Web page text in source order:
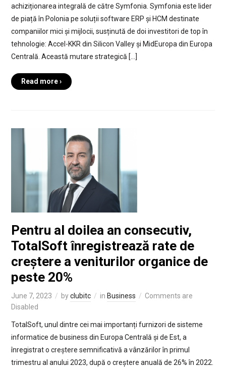
achiziționarea integrală de către Symfonia. Symfonia este lider
de piață în Polonia pe soluții software ERP și HCM destinate
companiilor mici și mijlocii, susținută de doi investitori de top în
tehnologie: Accel-KKR din Silicon Valley și MidEuropa din Europa
Centrală. Această mutare strategică […]
Read more ›
Pentru al doilea an consecutiv,
TotalSoft înregistrează rate de
creștere a veniturilor organice de
peste 20%
June 7, 2023 byclubitc in Business
Comments are
Disabled
TotalSoft, unul dintre cei mai importanți furnizori de sisteme
informatice de business din Europa Centrală și de Est, a
înregistrat o creștere semnificativă a vânzărilor în primul
trimestru al anului 2023, după o creștere anuală de 26% în 2022.